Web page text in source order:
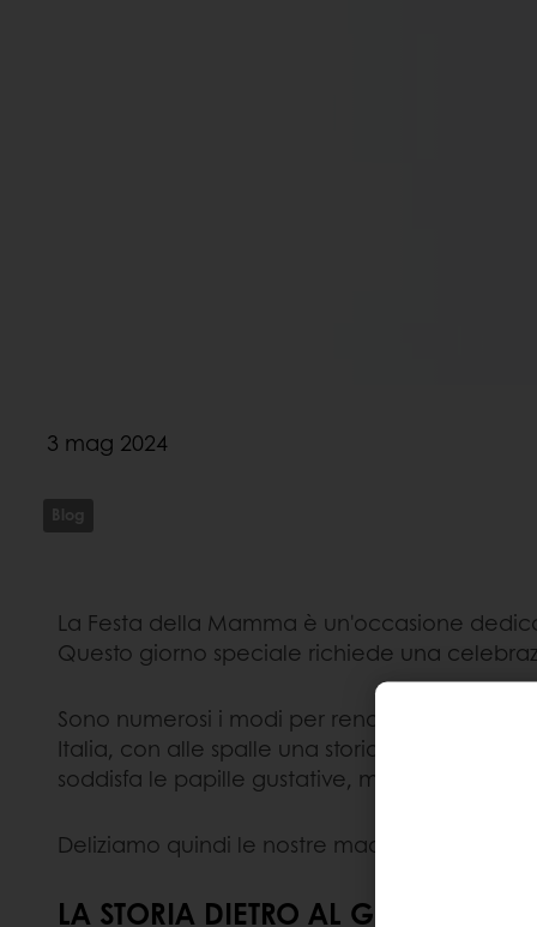
3 mag 2024
Blog
La Festa della Mamma è un'occasione
Questo giorno speciale richiede una
Sono numerosi i modi per rendere questo
Italia, con alle spalle una storia da
soddisfa le papille gustative, ma
Deliziamo quindi le nostre madri con
LA STORIA DIETRO AL GRANDE